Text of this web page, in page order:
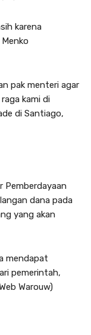
karena
pak menteri agar
kami di
di Santiago,
Pemberdayaan
dana pada
yang akan
mendapat
pemerintah,
Warouw)